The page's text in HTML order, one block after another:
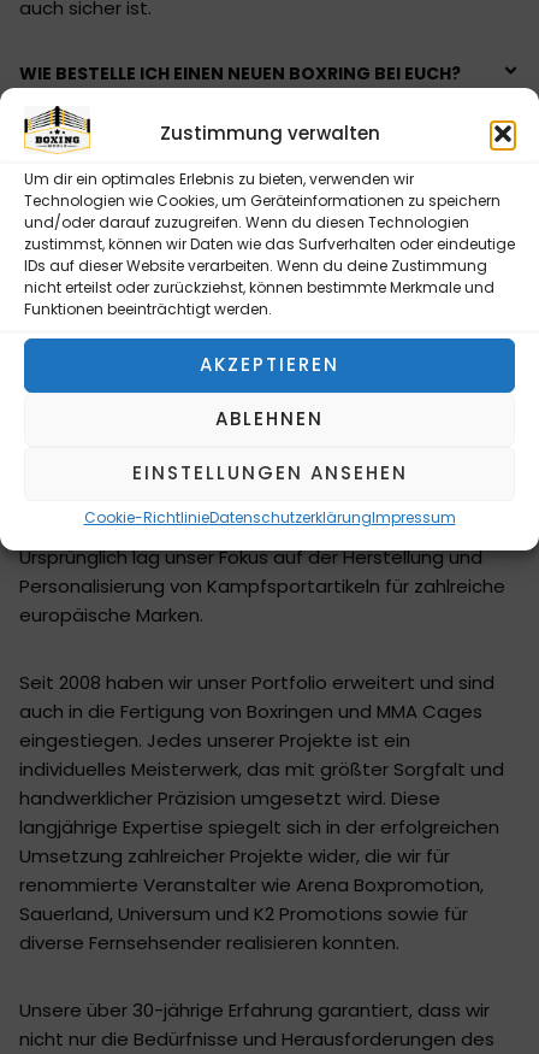
Zustimmung verwalten
Um dir ein optimales Erlebnis zu bieten, verwenden wir
Technologien wie Cookies, um Geräteinformationen zu speichern
und/oder darauf zuzugreifen. Wenn du diesen Technologien
zustimmst, können wir Daten wie das Surfverhalten oder eindeutige
IDs auf dieser Website verarbeiten. Wenn du deine Zustimmung
nicht erteilst oder zurückziehst, können bestimmte Merkmale und
Funktionen beeinträchtigt werden.
AKZEPTIEREN
ABLEHNEN
EINSTELLUNGEN ANSEHEN
Cookie-RichtlinieDatenschutzerklärungImpressum
auch sicher ist.
WIE BESTELLE ICH EINEN NEUEN BOXRING BEI EUCH?
HABT IHR AUCH FERTIGE BOXRINGE AUF LAGER?
WIE LANGE DAUERT DIE PRODUKTION EINES
BOXRINGES?
KANN ICH EUCH AUCH PERSÖNLICH VOR ORT
BESUCHEN?
WIEVIELE JAHRE ERFAHRUNG HABT IHR BEREITS?
Wir blicken auf über 30 Jahre Erfahrung im Kampfsport
hochwertige Kampfsportartikel individuell zu
spezifischen Anforderungen unserer Kunden.
Ursprünglich lag unser Fokus auf der Herstellung und
Personalisierung von Kampfsportartikeln für zahlreiche
europäische Marken.
Seit 2008 haben wir unser Portfolio erweitert und sind
auch in die Fertigung von Boxringen und MMA Cages
eingestiegen. Jedes unserer Projekte ist ein
individuelles Meisterwerk, das mit größter Sorgfalt und
handwerklicher Präzision umgesetzt wird. Diese
langjährige Expertise spiegelt sich in der erfolgreichen
Umsetzung zahlreicher Projekte wider, die wir für
renommierte Veranstalter wie Arena Boxpromotion,
Sauerland, Universum und K2 Promotions sowie für
diverse Fernsehsender realisieren konnten.
Unsere über 30-jährige Erfahrung garantiert, dass wir
nicht nur die Bedürfnisse und Herausforderungen des